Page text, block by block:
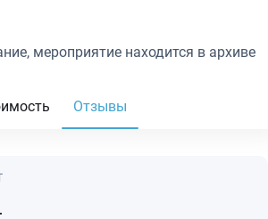
мероприятие находится в архиве
Отзывы